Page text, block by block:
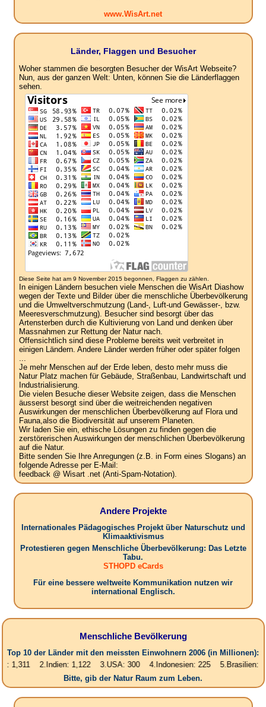
www.WisArt.net
Länder, Flaggen und Besucher
Woher stammen die besorgten Besucher der WisArt Webseite?
Nun, aus der ganzen Welt: Unten, können Sie die Länderflaggen
sehen.
Diese Seite hat am 9 November 2015 begonnen, Flaggen zu zählen.
In einigen Ländern besuchen viele Menschen die WisArt Diashow
wegen der Texte und Bilder über die menschliche Überbevölkerung
und die Umweltverschmutzung (Land-, Luft-und Gewässer-, bzw.
Meeresverschmutzung). Besucher sind besorgt über das
Artensterben durch die Kultivierung von Land und denken über
Massnahmen zur Rettung der Natur nach.
Offensichtlich sind diese Probleme bereits weit verbreitet in
einigen Ländern. Andere Länder werden früher oder später folgen
...
Je mehr Menschen auf der Erde leben, desto mehr muss die
Natur Platz machen für Gebäude, Straßenbau, Landwirtschaft und
Industrialisierung.
Die vielen Besuche dieser Website zeigen, dass die Menschen
äusserst besorgt sind über die weitreichenden negativen
Auswirkungen der menschlichen Überbevölkerung auf Flora und
Fauna,also die Biodiversität auf unserem Planeten.
Wir laden Sie ein, ethische Lösungen zu finden gegen die
zerstörerischen Auswirkungen der menschlichen Überbevölkerung
auf die Natur.
Bitte senden Sie Ihre Anregungen (z.B. in Form eines Slogans) an
folgende Adresse per E-Mail:
feedback @ Wisart .net (Anti-Spam-Notation).
Andere Projekte
Internationales Pädagogisches Projekt über Naturschutz und
Klimaaktivismus
Protestieren gegen Menschliche Überbevölkerung: Das Letzte
Tabu.
STHOPD eCards
Für eine bessere weltweite Kommunikation nutzen wir
international Englisch.
Menschliche Bevölkerung
Top 10 der Länder mit den meissten Einwohnern 2006 (in Millionen):
2.Indien: 1,122 3.USA: 300 4.Indonesien: 225 5.Brasilien: 187
Bitte, gib der Natur Raum zum Leben.